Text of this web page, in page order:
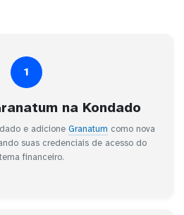
1
na Kondado
e adicione Granatum como nova
suas credenciais de acesso do
financeiro.